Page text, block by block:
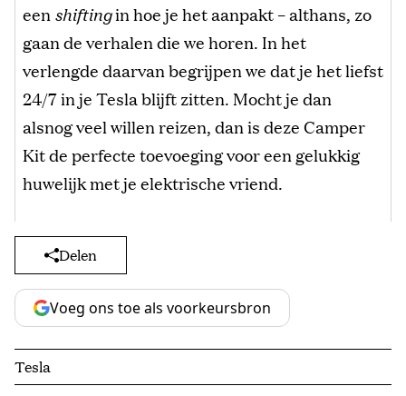
een shiftingin hoe je het aanpakt – althans, zo
gaan de verhalen die we horen. In het
verlengde daarvan begrijpen we dat je het liefst
24/7 in je Tesla blijft zitten. Mocht je dan
alsnog veel willen reizen, dan is deze Camper
Kit de perfecte toevoeging voor een gelukkig
huwelijk met je elektrische vriend.
Delen
Voeg ons toe als voorkeursbron
Tesla